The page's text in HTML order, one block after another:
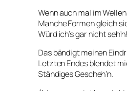
Wenn auch mal im
Manche Formen gleich
Würd ich’s gar nicht seh’n!
Das bändigt meinen
Letzten Endes blendet
Ständiges Gescheh’n.